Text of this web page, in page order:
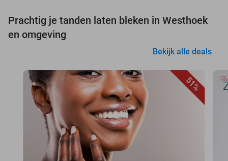
Prachtig je tanden laten bleken in Westhoek
en omgeving
Bekijk alle deals
51%